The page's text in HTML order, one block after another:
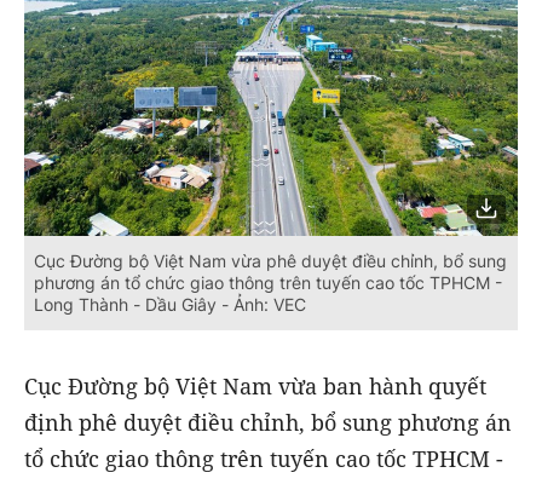
Cục Đường bộ Việt Nam vừa phê duyệt điều chỉnh, bổ sung
phương án tổ chức giao thông trên tuyến cao tốc TPHCM -
Long Thành - Dầu Giây - Ảnh: VEC
Cục Đường bộ Việt Nam vừa ban hành quyết
định phê duyệt điều chỉnh, bổ sung phương án
tổ chức giao thông trên tuyến cao tốc TPHCM -